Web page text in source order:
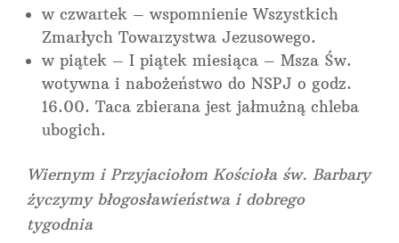
w czwartek – wspomnienie Wszystkich
Zmarłych Towarzystwa Jezusowego.
w piątek – I piątek miesiąca – Msza Św.
wotywna i nabożeństwo do NSPJ o godz.
16.00. Taca zbierana jest jałmużną chleba
ubogich.
Wiernym i Przyjaciołom Kościoła św. Barbary
życzymy błogosławieństwa i dobrego
tygodnia